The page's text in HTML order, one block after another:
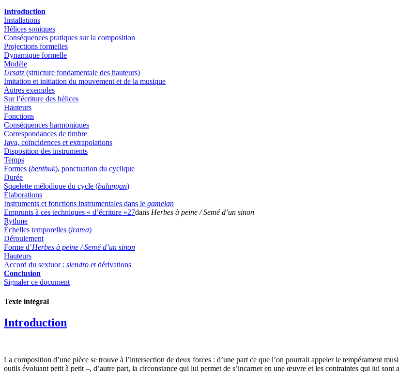
Introduction
Installations
Hélices soniques
Conséquences pratiques sur la composition
Projections formelles
Dynamique formelle
Modèle
Ursatz (structure fondamentale des hauteurs)
Imitation et initiation du mouvement et de la musique
Autres exemples
Sur l’écriture des hélices
Hauteurs
Fonctions
Conséquences harmoniques
Correspondances de timbre
Java, coïncidences et extrapolations
Disposition des instruments
Temps
Formes (benthuk), ponctuation du cyclique
Durée
Squelette mélodique du cycle (balungan)
Élaborations
Instruments et fonctions instrumentales dans le gamelan
Emprunts à ces techniques « d’écriture »27dans Herbes à peine / Semé d’un sinon
Rythme
Échelles temporelles (irama)
Déroulement
Forme d’Herbes à peine / Semé d’un sinon
Hauteurs
Accord du sextuor : slendro et dérivations
Conclusion
Signaler ce document
Texte intégral
Introduction
La composition d’une pièce se trouve à l’intersection de deux forces : d’une part ce que l’on pourrait appeler le tempérament
outils évoluant petit à petit –, d’autre part, la circonstance qui lui permet de s’incarner en une œuvre et les contraintes qui lui